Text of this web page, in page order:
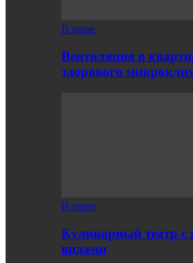
В мире
Вентиляция в
здорового
В мире
Кулинарный театр
видами